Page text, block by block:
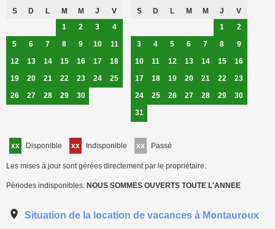
S D L M M J
V
1
2 3
4
5
6 7 8 9 10
11
12
13 14 15 16 17
18
19
20 21 22 23 24
25
26
27 28 29 30
S D L M M J
V
1
2
3
4 5 6 7 8
9
10
11 12 13 14 15
16
17
18 19 20 21 22
23
24
25 26 27 28 29
30
31
xx Disponible xx Indisponible xx Passé
Les mises à jour sont gérées directement par le propriétaire.
Périodes indisponibles: NOUS SOMMES OUVERTS TOUTE L'ANNEE
Situation de la location de vacances à Montauroux